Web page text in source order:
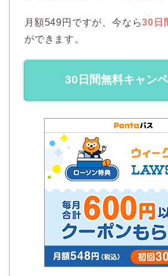
月額549円ですが、今なら30日
ができます。
30日間無料キャン